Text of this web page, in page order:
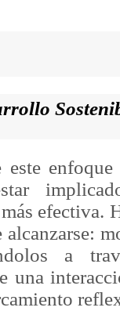
efectiva.
alcanzarse:
a
una